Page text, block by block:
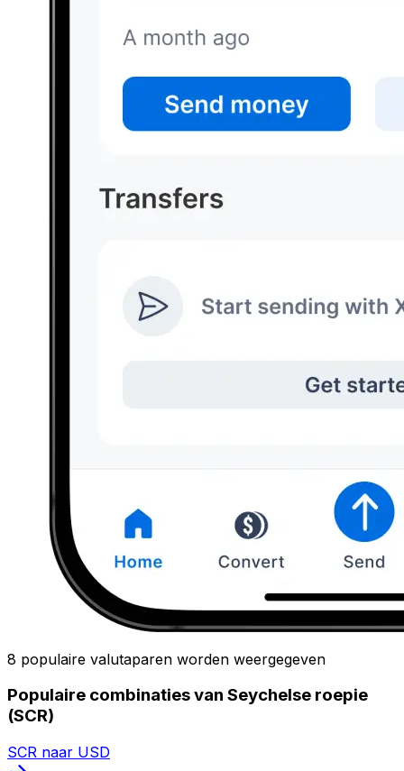
8 populaire valutaparen worden weergegeven
Populaire combinaties van Seychelse roepie
(SCR)
SCR naar USD